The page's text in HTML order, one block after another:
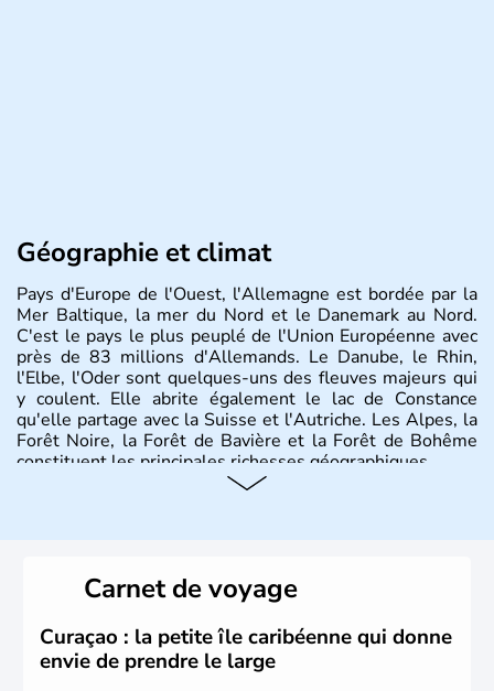
Géographie et climat
Pays d'Europe de l'Ouest, l'Allemagne est bordée par la
Mer Baltique, la mer du Nord et le Danemark au Nord.
C'est le pays le plus peuplé de l'Union Européenne avec
près de 83 millions d'Allemands. Le Danube, le Rhin,
l'Elbe, l'Oder sont quelques-uns des fleuves majeurs qui
y coulent. Elle abrite également le lac de Constance
qu'elle partage avec la Suisse et l'Autriche. Les Alpes, la
Forêt Noire, la Forêt de Bavière et la Forêt de Bohême
constituent les principales richesses géographiques.
lesquelles bénéficient d'une grande autonomie. Le pays
peut se targuer de grands noms qu'il a vu naître dans tous
les domaines, des arts à la politique en passant par la
philosophie. Hertz, Gutenberg, Heidegger, Thomas Mann,
Herman Hesse ou bien Hegel en font partie.
Carnet de voyage
Curaçao : la petite île caribéenne qui donne
envie de prendre le large